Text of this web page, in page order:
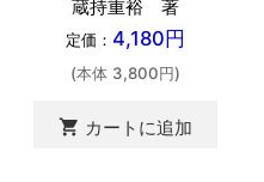
蔵持重裕 著
定価： 4,180円
(本体 3,800円)
shopping_cart カートに追加